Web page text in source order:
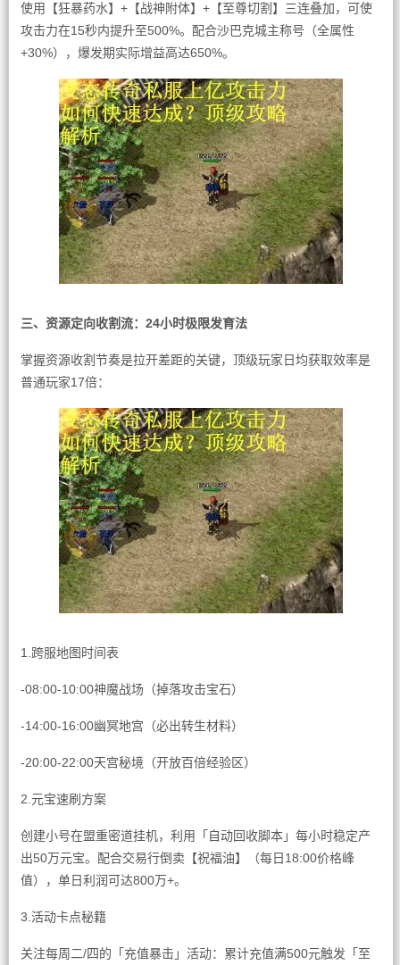
使用【狂暴药水】+【战神附体】+【至尊切割】三连叠加，可使
攻击力在15秒内提升至500%。配合沙巴克城主称号（全属性
+30%），爆发期实际增益高达650%。
三、资源定向收割流：24小时极限发育法
掌握资源收割节奏是拉开差距的关键，顶级玩家日均获取效率是
普通玩家17倍：
1.跨服地图时间表
-08:00-10:00神魔战场（掉落攻击宝石）
-14:00-16:00幽冥地宫（必出转生材料）
-20:00-22:00天宫秘境（开放百倍经验区）
2.元宝速刷方案
创建小号在盟重密道挂机，利用「自动回收脚本」每小时稳定产
出50万元宝。配合交易行倒卖【祝福油】（每日18:00价格峰
值），单日利润可达800万+。
3.活动卡点秘籍
关注每周二/四的「充值暴击」活动：累计充值满500元触发「至